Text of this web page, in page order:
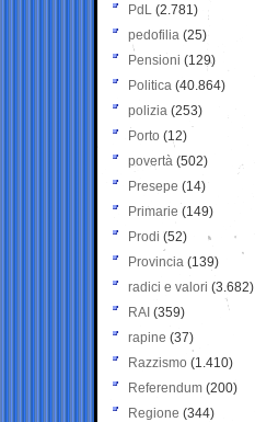
PdL (2.781)
pedofilia (25)
Pensioni (129)
Politica (40.864)
polizia (253)
Porto (12)
povertà (502)
Presepe (14)
Primarie (149)
Prodi (52)
Provincia (139)
radici e valori (3.682)
RAI (359)
rapine (37)
Razzismo (1.410)
Referendum (200)
Regione (344)